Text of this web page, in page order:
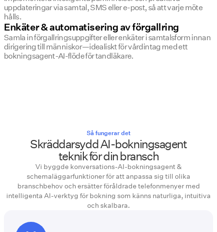
uppdateringar via samtal, SMS eller e-post, så att varje möte
hålls.
Enkäter & automatisering av förgallring
Samla in förgallringsuppgifter eller enkäter i samtalsform innan
dirigering till människor—idealiskt för vårdintag med ett
bokningsagent-AI-flöde för tandläkare.
Så fungerar det
Skräddarsydd AI-bokningsagent
teknik för din bransch
Vi byggde konversations-AI-bokningsagent &
schemaläggarfunktioner för att anpassa sig till olika
branschbehov och ersätter föråldrade telefonmenyer med
intelligenta AI-verktyg för bokning som känns naturliga, intuitiva
och skalbara.